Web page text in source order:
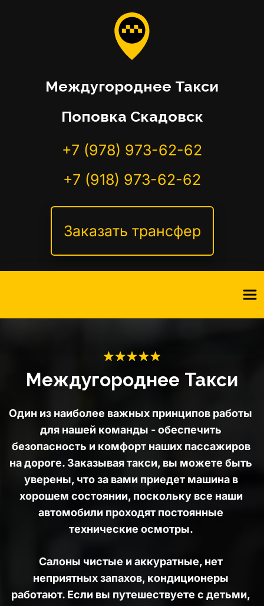
Междугороднее Такси
Поповка Скадовск
+7 (978) 973-62-62
+7 (918) 973-62-62
Заказать трансфер
Междугороднее Такси
Один из наиболее важных принципов работы
для нашей команды - обеспечить
безопасность и комфорт наших пассажиров
на дороге. Заказывая такси, вы можете быть
уверены, что за вами приедет машина в
хорошем состоянии, поскольку все наши
автомобили проходят постоянные
технические осмотры.
Салоны чистые и аккуратные, нет
неприятных запахов, кондиционеры
работают. Если вы путешествуете с детьми,